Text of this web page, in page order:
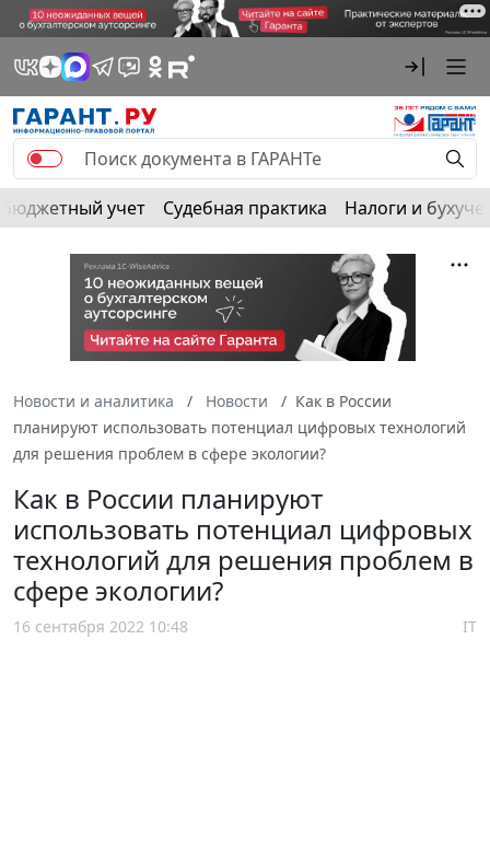
Бюджетный учет Судебная практика Налоги и
Новости и аналитика Новости
Как в России
планируют использовать потенциал цифровых технологий
для решения проблем в сфере экологии?
Как в России планируют
использовать потенциал цифровых
технологий для решения проблем в
сфере экологии?
16 сентября 2022 10:48 IT